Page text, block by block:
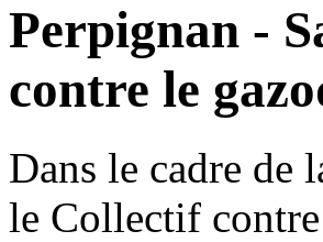
Perpignan -
contre le
Dans le cadre de
le Collectif